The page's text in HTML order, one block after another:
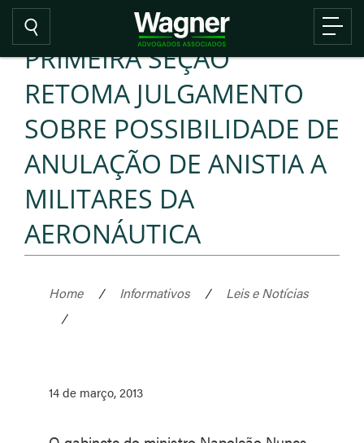
PRIMEIRA SEÇÃO
RETOMA JULGAMENTO
SOBRE POSSIBILIDADE DE
ANULAÇÃO DE ANISTIA A
MILITARES DA
AERONÁUTICA
Home / Informativos /
Leis e Notícias
/
14 de março, 2013